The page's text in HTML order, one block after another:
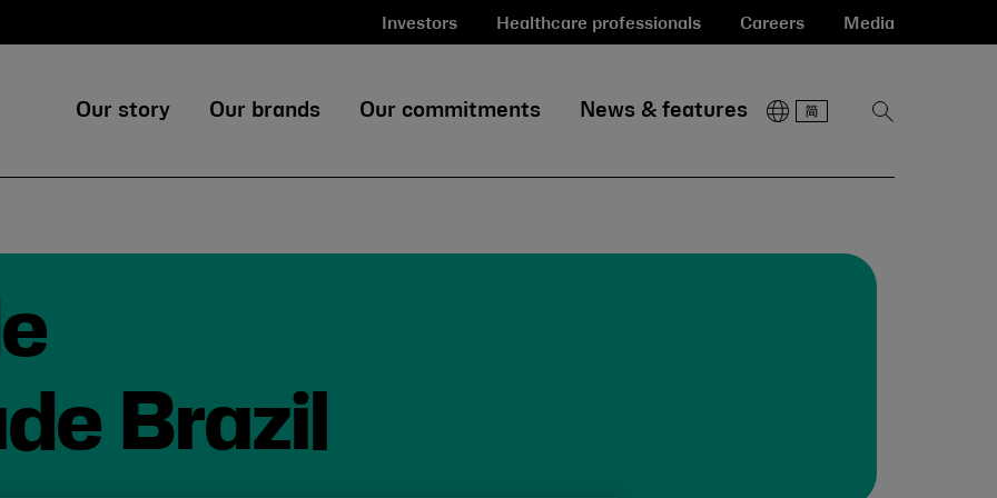
Investors Healthcare professionals Careers Media
Our story Our brands Our commitments News & features
Show
Brazil